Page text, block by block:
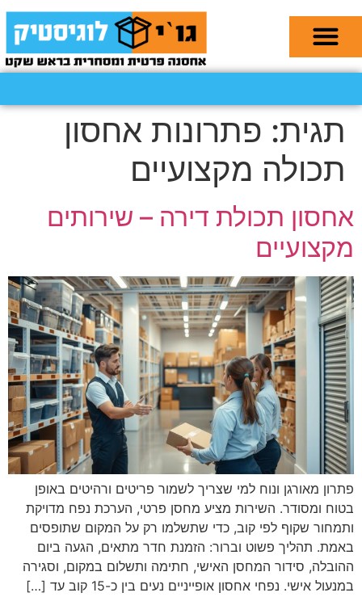
תגית: פתרונות אחסון
תכולה מקצועיים
אחסון תכולת דירה – שירותים
מקצועיים
פתרון מאורגן ונוח למי שצריך לשמור פריטים ורהיטים באופן
בטוח ומסודר. השירות מציע מחסן פרטי, הערכת נפח מדויקת
ותמחור שקוף לפי קוב, כדי שתשלמו רק על המקום שתופסים
באמת. תהליך פשוט וברור: הזמנת חדר מתאים, הגעה ביום
ההובלה, סידור המחסן האישי, חתימה ותשלום במקום, וסגירה
במנעול אישי. נפחי אחסון אופייניים נעים בין כ-15 קוב עד […]